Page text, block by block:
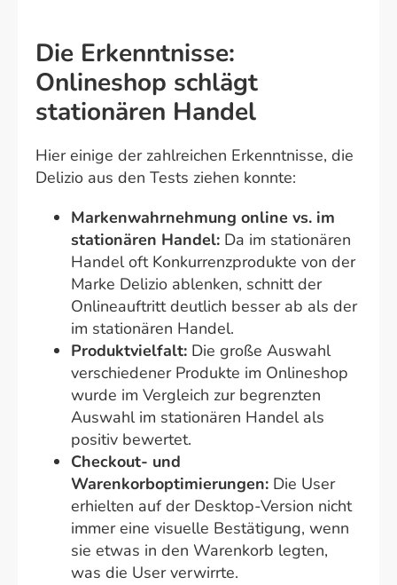
Die Erkenntnisse:
Onlineshop schlägt
stationären Handel
Hier einige der zahlreichen Erkenntnisse, die
Delizio aus den Tests ziehen konnte:
Markenwahrnehmung online vs. im
stationären Handel: Da im stationären
Handel oft Konkurrenzprodukte von der
Marke Delizio ablenken, schnitt der
Onlineauftritt deutlich besser ab als der
im stationären Handel.
Produktvielfalt: Die große Auswahl
verschiedener Produkte im Onlineshop
wurde im Vergleich zur begrenzten
Auswahl im stationären Handel als
positiv bewertet.
Checkout- und
Warenkorboptimierungen: Die User
erhielten auf der Desktop-Version nicht
immer eine visuelle Bestätigung, wenn
sie etwas in den Warenkorb legten,
was die User verwirrte.